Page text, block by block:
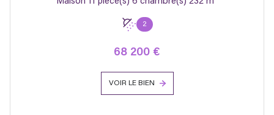
2
68 200 €
VOIR LE BIEN